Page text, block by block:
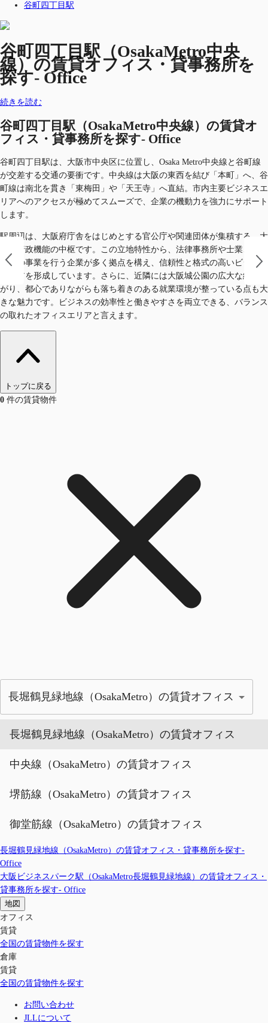
谷町四丁目駅
谷町四丁目駅（OsakaMetro中央
線）の賃貸オフィス・貸事務所を
探す- Office
続きを読む
谷町四丁目駅（OsakaMetro中央線）の賃貸オ
フィス・貸事務所を探す- Office
谷町四丁目駅は、大阪市中央区に位置し、Osaka Metro中央線と谷町線
が交差する交通の要衝です。中央線は大阪の東西を結び「本町」へ、谷
町線は南北を貫き「東梅田」や「天王寺」へ直結。市内主要ビジネスエ
リアへのアクセスが極めてスムーズで、企業の機動力を強力にサポート
します。
駅周辺は、大阪府庁舎をはじめとする官公庁や関連団体が集積する、大
阪の行政機能の中枢です。この立地特性から、法律事務所や士業、公共
関連の事業を行う企業が多く拠点を構え、信頼性と格式の高いビジネス
エリアを形成しています。さらに、近隣には大阪城公園の広大な緑が広
がり、都心でありながらも落ち着きのある就業環境が整っている点も大
きな魅力です。ビジネスの効率性と働きやすさを両立できる、バランス
の取れたオフィスエリアと言えます。
トップに戻る
0 件の賃貸物件
長堀鶴見緑地線（OsakaMetro）の賃貸オフィス
長堀鶴見緑地線（OsakaMetro）の賃貸オフィス
中央線（OsakaMetro）の賃貸オフィス
堺筋線（OsakaMetro）の賃貸オフィス
御堂筋線（OsakaMetro）の賃貸オフィス
長堀鶴見緑地線（OsakaMetro）の賃貸オフィス・貸事務所を探す-
Office
大阪ビジネスパーク駅（OsakaMetro長堀鶴見緑地線）の賃貸オフィス・
貸事務所を探す- Office
地図
オフィス
賃貸
全国の賃貸物件を探す
倉庫
賃貸
全国の賃貸物件を探す
お問い合わせ
JLLについて